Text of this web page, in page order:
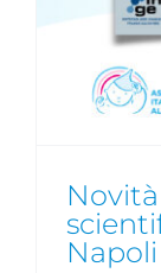
Napoli